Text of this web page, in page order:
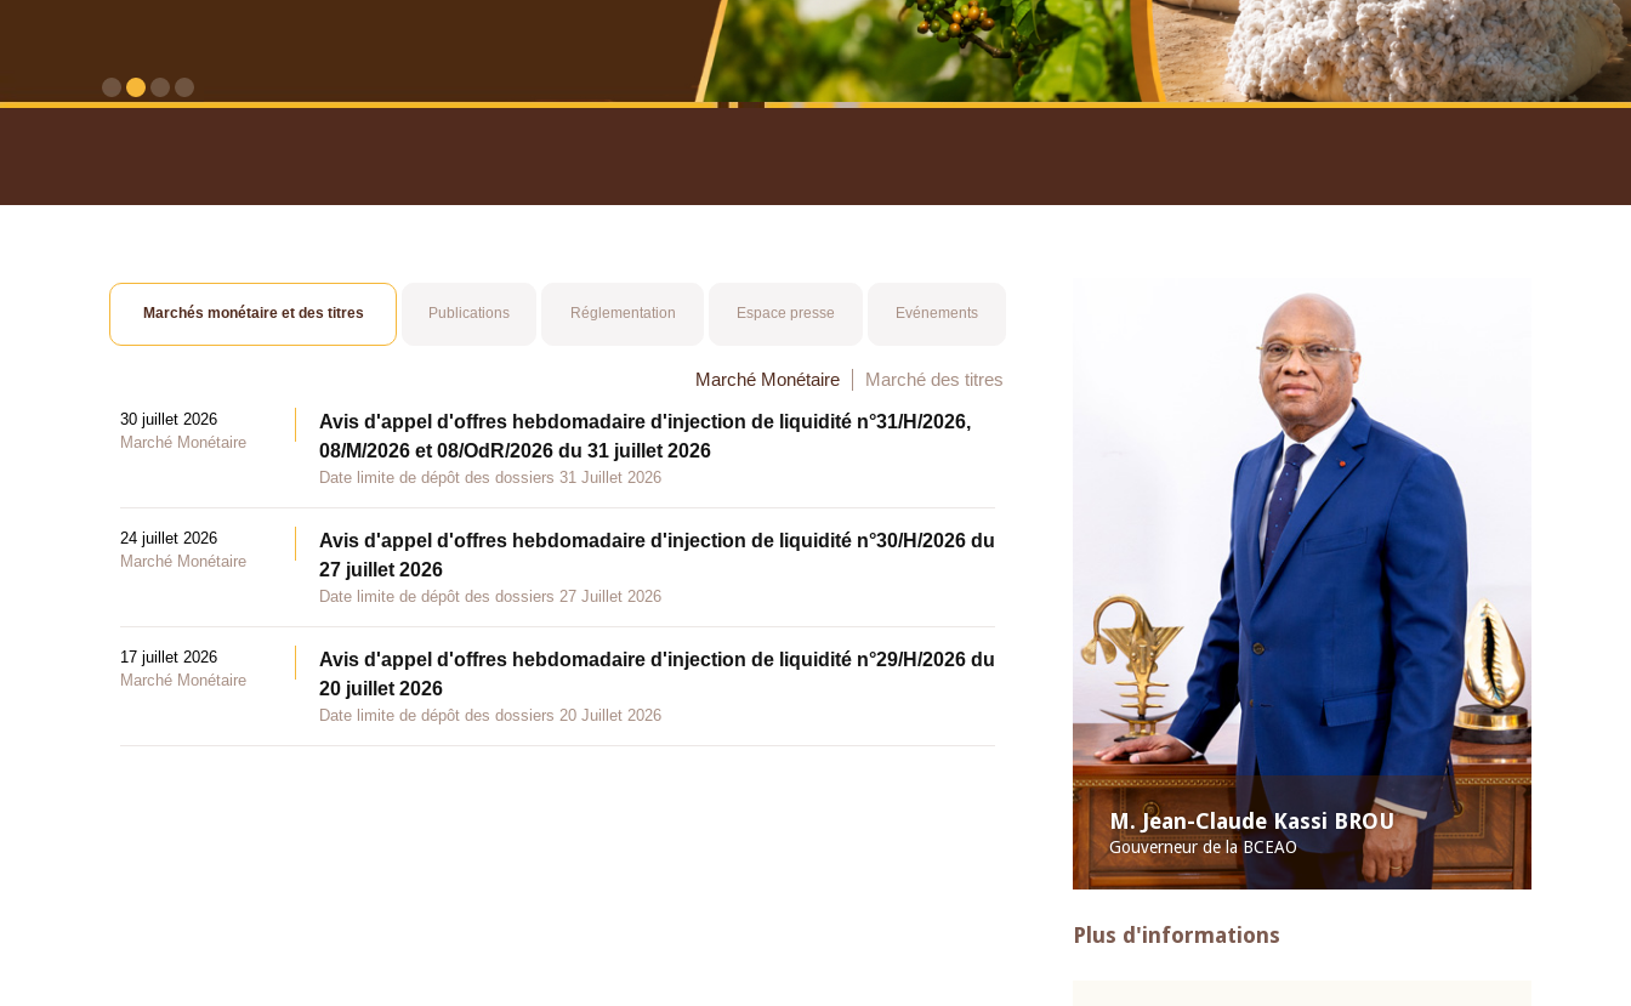
M. Jean-Claude Kassi BROU
Gouverneur de la BCEAO
Plus d'informations
Marchés monétaire et des titres Publications Réglementation Espace presse Evénements
Marché Monétaire Marché des titres
30 juillet 2026
Marché Monétaire
Avis d'appel d'offres hebdomadaire d'injection de liquidité n°31/H/2026,
08/M/2026 et 08/OdR/2026 du 31 juillet 2026
Date limite de dépôt des dossiers 31 Juillet 2026
24 juillet 2026
Marché Monétaire
Avis d'appel d'offres hebdomadaire d'injection de liquidité n°30/H/2026 du
27 juillet 2026
Date limite de dépôt des dossiers 27 Juillet 2026
17 juillet 2026
Marché Monétaire
Avis d'appel d'offres hebdomadaire d'injection de liquidité n°29/H/2026 du
20 juillet 2026
Date limite de dépôt des dossiers 20 Juillet 2026